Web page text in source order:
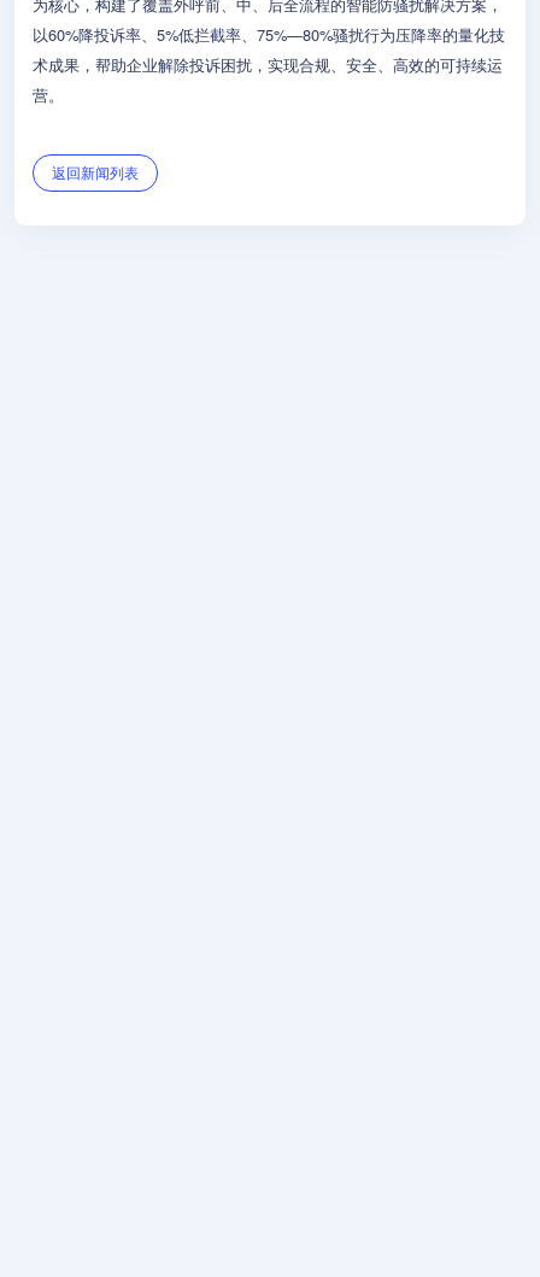
以60%降投诉率、5%低拦截率、75%—80%骚扰行为压降率的量化技
术成果，帮助企业解除投诉困扰，实现合规、安全、高效的可持续运
营。
返回新闻列表